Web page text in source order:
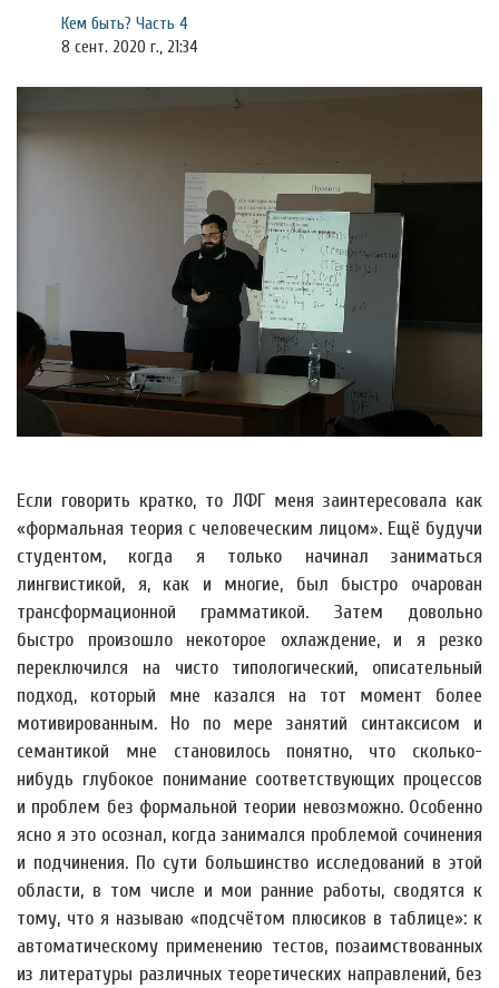
Кем быть? Часть 4
8 сент. 2020 г., 21:34
Если говорить кратко, то ЛФГ меня заинтересовала как
«формальная теория с человеческим лицом». Ещё будучи
студентом, когда я только начинал заниматься
лингвистикой, я, как и многие, был быстро очарован
трансформационной грамматикой. Затем довольно
быстро произошло некоторое охлаждение, и я резко
переключился на чисто типологический, описательный
подход, который мне казался на тот момент более
мотивированным. Но по мере занятий синтаксисом и
семантикой мне становилось понятно, что сколько-
нибудь глубокое понимание соответствующих процессов
и проблем без формальной теории невозможно. Особенно
ясно я это осознал, когда занимался проблемой сочинения
и подчинения. По сути большинство исследований в этой
области, в том числе и мои ранние работы, сводятся к
тому, что я называю «подсчётом плюсиков в таблице»: к
автоматическому применению тестов, позаимствованных
из литературы различных теоретических направлений, без